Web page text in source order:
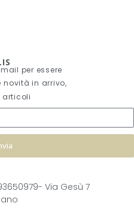
per essere
in arrivo,
articoli
Via Gesù 7